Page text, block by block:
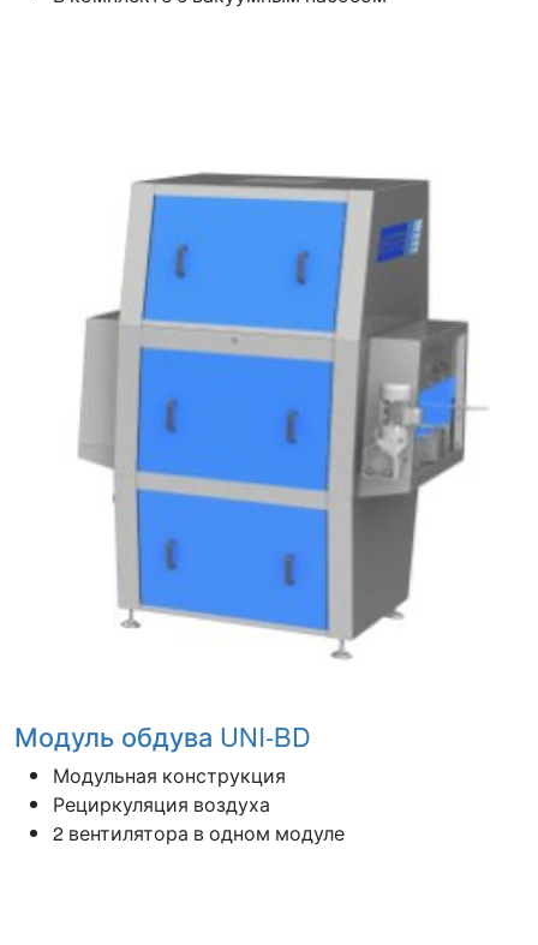
Модуль обдува UNI-BD
Модульная конструкция
Рециркуляция воздуха
2 вентилятора в одном модуле